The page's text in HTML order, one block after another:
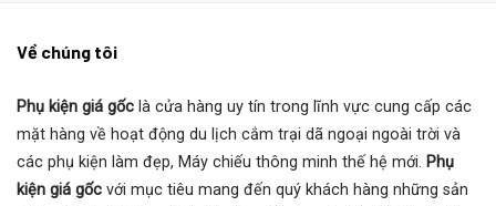
Về chúng tôi
Phụ kiện giá gốc là cửa hàng uy tín trong lĩnh vực cung cấp các
mặt hàng về hoạt động du lịch cắm trại dã ngoại ngoài trời và
các phụ kiện làm đẹp, Máy chiếu thông minh thế hệ mới. Phụ
kiện giá gốc với mục tiêu mang đến quý khách hàng những sản